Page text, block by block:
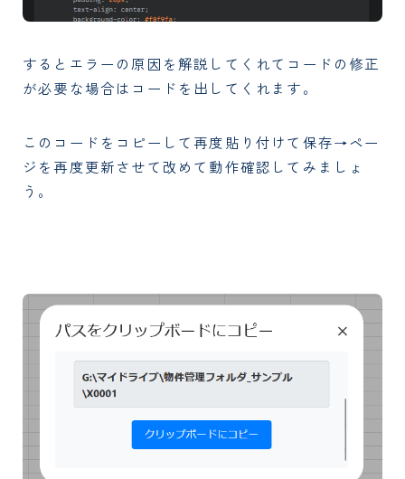
するとエラーの原因を解説してくれてコードの修正
が必要な場合はコードを出してくれます。
このコードをコピーして再度貼り付けて保存→ペー
ジを再度更新させて改めて動作確認してみましょ
う。